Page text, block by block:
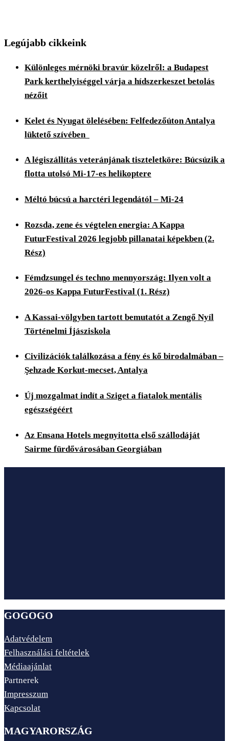
Legújabb cikkeink
Különleges mérnöki bravúr közelről: a Budapest
Park kerthelyiséggel várja a hídszerkeszet betolás
nézőit
Kelet és Nyugat ölelésében: Felfedezőúton Antalya
lüktető szívében
A légiszállítás veteránjának tiszteletköre: Búcsúzik a
flotta utolsó Mi-17-es helikoptere
Méltó búcsú a harctéri legendától – Mi-24
Rozsda, zene és végtelen energia: A Kappa
FuturFestival 2026 legjobb pillanatai képekben (2.
Rész)
Fémdzsungel és techno mennyország: Ilyen volt a
2026-os Kappa FuturFestival (1. Rész)
A Kassai-völgyben tartott bemutatót a Zengő Nyíl
Történelmi Íjásziskola
Civilizációk találkozása a fény és kő birodalmában –
Şehzade Korkut-mecset, Antalya
Új mozgalmat indít a Sziget a fiatalok mentális
egészségéért
Az Ensana Hotels megnyitotta első szállodáját
Sairme fürdővárosában Georgiában
GOGOGO
Adatvédelem
Felhasználási feltételek
Médiaajánlat
Partnerek
Impresszum
Kapcsolat
MAGYARORSZÁG